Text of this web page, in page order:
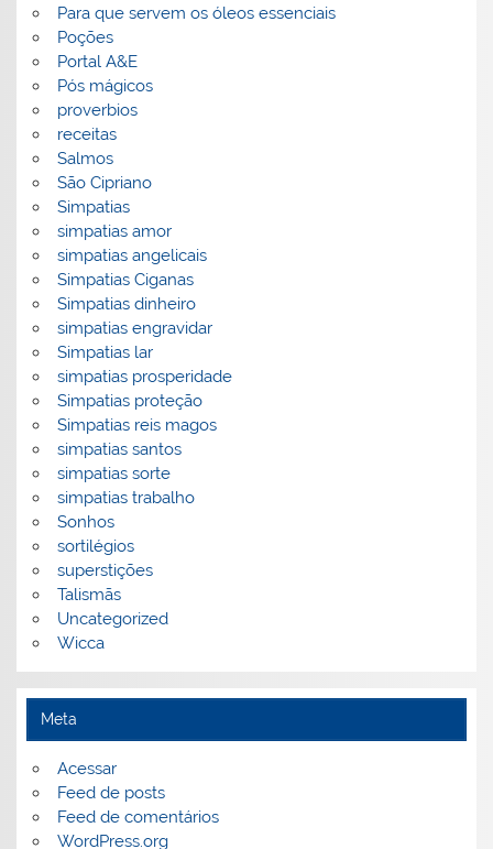
Para que servem os óleos essenciais
Poções
Portal A&E
Pós mágicos
proverbios
receitas
Salmos
São Cipriano
Simpatias
simpatias amor
simpatias angelicais
Simpatias Ciganas
Simpatias dinheiro
simpatias engravidar
Simpatias lar
simpatias prosperidade
Simpatias proteção
Simpatias reis magos
simpatias santos
simpatias sorte
simpatias trabalho
Sonhos
sortilégios
superstições
Talismãs
Uncategorized
Wicca
Meta
Acessar
Feed de posts
Feed de comentários
WordPress.org